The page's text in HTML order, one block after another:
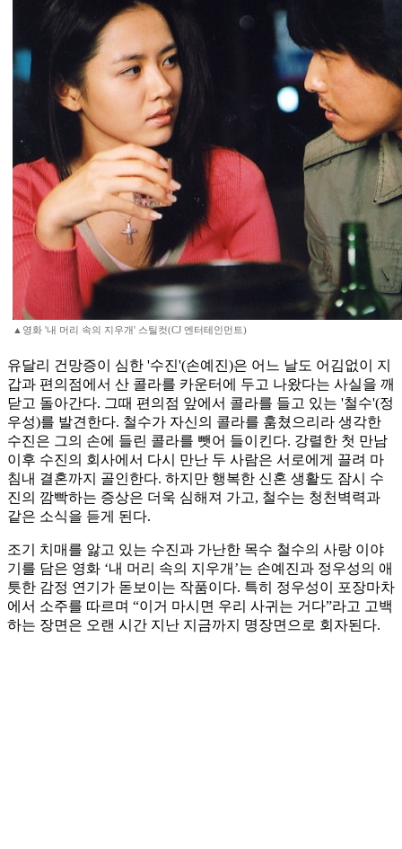
▲영화 '내 머리 속의 지우개' 스틸컷(CJ 엔터테인먼트)
유달리 건망증이 심한 '수진'(손예진)은 어느 날도 어김없이 지
갑과 편의점에서 산 콜라를 카운터에 두고 나왔다는 사실을 깨
닫고 돌아간다. 그때 편의점 앞에서 콜라를 들고 있는 '철수'(정
우성)를 발견한다. 철수가 자신의 콜라를 훔쳤으리라 생각한
수진은 그의 손에 들린 콜라를 뺏어 들이킨다. 강렬한 첫 만남
이후 수진의 회사에서 다시 만난 두 사람은 서로에게 끌려 마
침내 결혼까지 골인한다. 하지만 행복한 신혼 생활도 잠시 수
진의 깜빡하는 증상은 더욱 심해져 가고, 철수는 청천벽력과
같은 소식을 듣게 된다.
조기 치매를 앓고 있는 수진과 가난한 목수 철수의 사랑 이야
기를 담은 영화 ‘내 머리 속의 지우개’는 손예진과 정우성의 애
틋한 감정 연기가 돋보이는 작품이다. 특히 정우성이 포장마차
에서 소주를 따르며 “이거 마시면 우리 사귀는 거다”라고 고백
하는 장면은 오랜 시간 지난 지금까지 명장면으로 회자된다.